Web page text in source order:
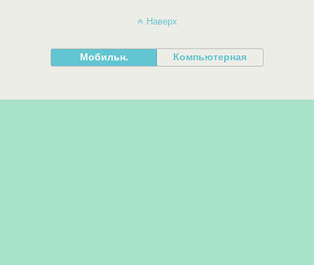
Наверх
Мобильн. Компьютерная